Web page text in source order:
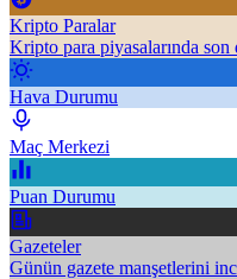
Kripto Paralar
Kripto para piyasalarında son
Hava Durumu
Maç Merkezi
Puan Durumu
Gazeteler
Günün gazete manşetlerini